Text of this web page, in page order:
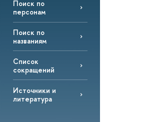
Поиск по
персонам
Поиск по
названиям
Список
сокращений
Источники и
литература